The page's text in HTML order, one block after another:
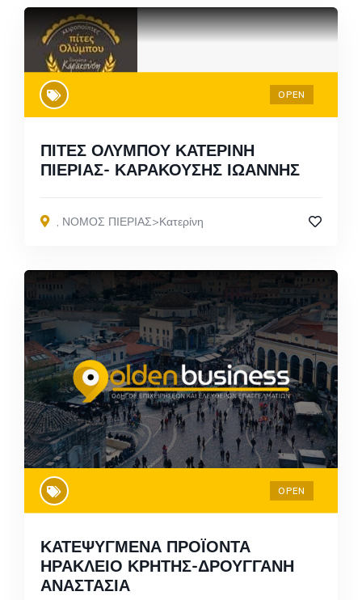
OPEN
ΠΙΤΕΣ ΟΛΥΜΠΟΥ ΚΑΤΕΡΙΝΗ
ΠΙΕΡΙΑΣ- ΚΑΡΑΚΟΥΣΗΣ ΙΩΑΝΝΗΣ
, ΝΟΜΟΣ ΠΙΕΡΙΑΣ>Κατερίνη
OPEN
ΚΑΤΕΨΥΓΜΕΝΑ ΠΡΟΪΟΝΤΑ
ΗΡΑΚΛΕΙΟ ΚΡΗΤΗΣ-ΔΡΟΥΓΓΑΝΗ
ΑΝΑΣΤΑΣΙΑ